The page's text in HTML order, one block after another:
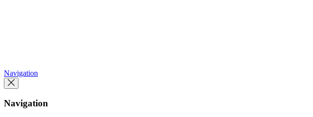
Navigation
Navigation